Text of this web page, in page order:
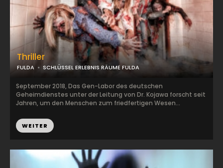
Thriller
FULDA SCHLÜSSEL ERLEBNIS RÄUME FULDA
September 2018, Das Gen-Labor des deutschen
Geheimdienstes unter der Leitung von Dr. Kojawa forscht seit
Jahren, um den Menschen zum friedfertigen Wesen...
WEITER